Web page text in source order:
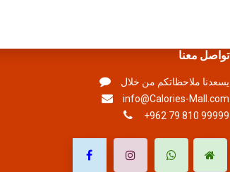
تواصل معنا
يسعدنا ملاحظاتكم من خلال
info@Calories-Mall.com
+962 79 810 99999